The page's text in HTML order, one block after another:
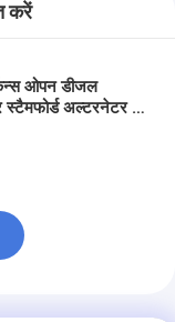
करें
ओपन डीजल
अल्टरनेटर के